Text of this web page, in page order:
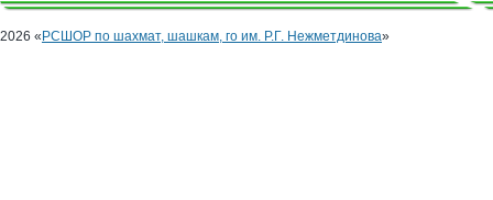
2026 «РСШОР по шахмат, шашкам, го им. Р.Г. Нежметдинова»